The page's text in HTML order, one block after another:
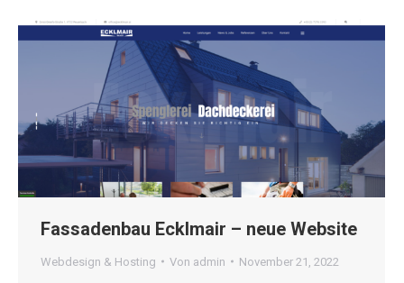
Fassadenbau Ecklmair – neue Website
Webdesign & Hosting Von admin November 21, 2022